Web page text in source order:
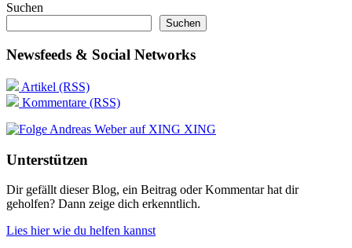
Suchen
Suchen
Newsfeeds & Social Networks
Artikel (RSS)
Kommentare (RSS)
XING
Unterstützen
Dir gefällt dieser Blog, ein Beitrag oder Kommentar hat dir
geholfen? Dann zeige dich erkenntlich.
Lies hier wie du helfen kannst